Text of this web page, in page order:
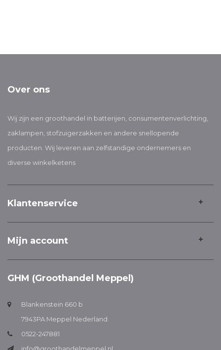
Over ons
Wij zijn een groothandel in batterijen, consumentenverlichting,
zaklampen, stofzuigerzakken en andere snellopende
producten. Wij leveren aan zelfstandige ondernemers en
diverse winkelketens
Klantenservice
Mijn account
GHM (Groothandel Meppel)
Blankenstein 660 b
7943PA Meppel Nederland
0522-247881